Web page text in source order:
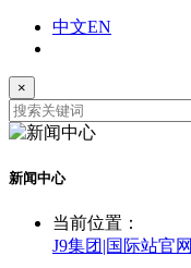
中文EN
×
新闻中心
当前位置：
J9集团|国际站官网